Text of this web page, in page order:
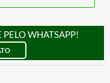
WHATSAPP!